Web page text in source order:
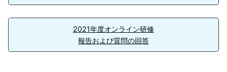
2021年度オンライン研修
報告および質問の回答